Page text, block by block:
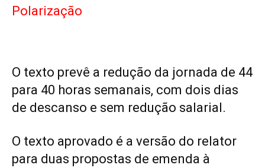
Polarização
O texto prevê a redução da jornada de 44
para 40 horas semanais, com dois dias
de descanso e sem redução salarial.
O texto aprovado é a versão do relator
para duas propostas de emenda à